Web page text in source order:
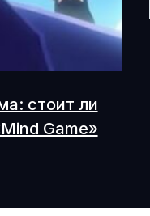
стоит ли
Game»